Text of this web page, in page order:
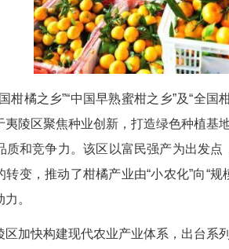
极推动农业物联网、水肥一
一体化、病虫害绿色防控、植
，这些举措显著提升了柑橘的
功获得了“国家绿色食品”“国
至世界各地。在各地的展销会
与宜昌柑橘，尤其是‘夷陵红
宜昌的气候、纬度、光照太适